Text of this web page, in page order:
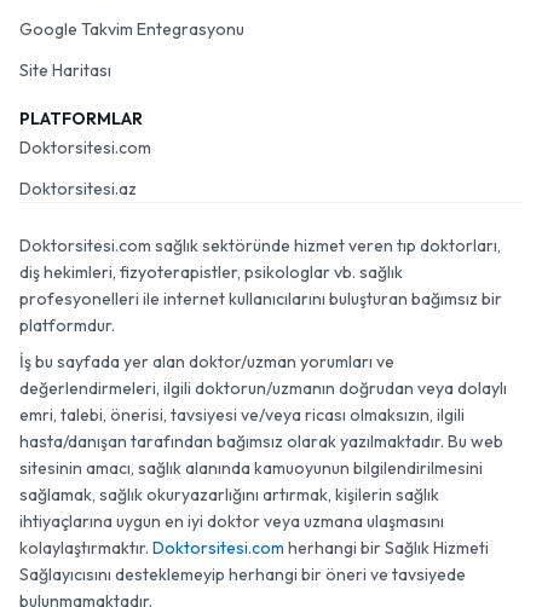
Google Takvim Entegrasyonu
Site Haritası
PLATFORMLAR
Doktorsitesi.com
Doktorsitesi.az
Doktorsitesi.com sağlık sektöründe hizmet veren tıp doktorları,
diş hekimleri, fizyoterapistler, psikologlar vb. sağlık
profesyonelleri ile internet kullanıcılarını buluşturan bağımsız bir
platformdur.
İş bu sayfada yer alan doktor/uzman yorumları ve
değerlendirmeleri, ilgili doktorun/uzmanın doğrudan veya dolaylı
emri, talebi, önerisi, tavsiyesi ve/veya ricası olmaksızın, ilgili
hasta/danışan tarafından bağımsız olarak yazılmaktadır. Bu web
sitesinin amacı, sağlık alanında kamuoyunun bilgilendirilmesini
sağlamak, sağlık okuryazarlığını artırmak, kişilerin sağlık
ihtiyaçlarına uygun en iyi doktor veya uzmana ulaşmasını
kolaylaştırmaktır. Doktorsitesi.com herhangi bir Sağlık Hizmeti
Sağlayıcısını desteklemeyip herhangi bir öneri ve tavsiyede
bulunmamaktadır.